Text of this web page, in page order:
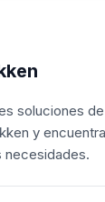
soluciones
y
necesidades.